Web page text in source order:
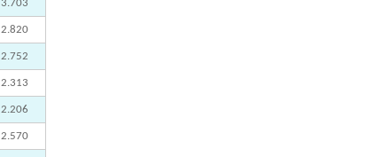
3.703
2.820
2.752
2.313
2.206
2.570